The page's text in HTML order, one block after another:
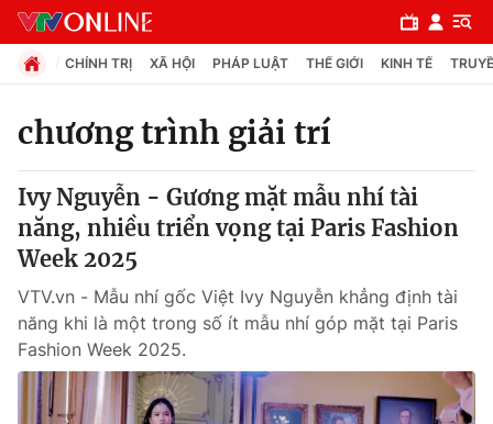
Chuyên mục
Chính trị
Pháp luật
Y tế
CHÍNH TRỊ XÃ HỘI PHÁP LUẬT THẾ GIỚI KINH TẾ
chương trình giải trí
Ivy Nguyễn - Gương mặt mẫu nhí tài
năng, nhiều triển vọng tại Paris Fashion
Week 2025
VTV.vn - Mẫu nhí gốc Việt Ivy Nguyễn khẳng định tài
năng khi là một trong số ít mẫu nhí góp mặt tại Paris
Fashion Week 2025.